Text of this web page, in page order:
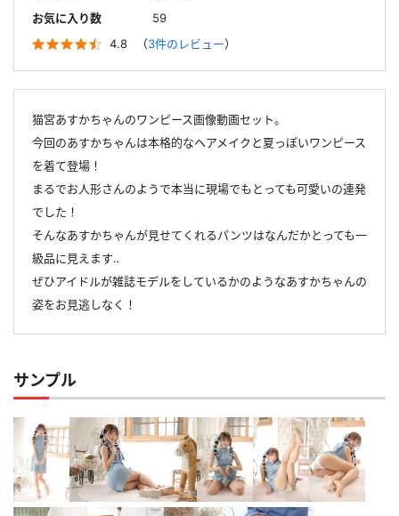
お気に入り数
59
4.8
（3件のレビュー）
猫宮あすかちゃんのワンピース画像動画セット。
今回のあすかちゃんは本格的なヘアメイクと夏っぽいワンピース
を着て登場！
まるでお人形さんのようで本当に現場でもとっても可愛いの連発
でした！
そんなあすかちゃんが見せてくれるパンツはなんだかとっても一
級品に見えます‥
ぜひアイドルが雑誌モデルをしているかのようなあすかちゃんの
姿をお見逃しなく！
サンプル